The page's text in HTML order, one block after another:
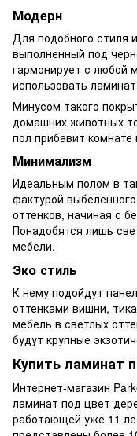
Модерн
Для подобного стиля
выполненный под
гармонирует с любой
использовать
Минусом такого
домашних животных
пол прибавит комнате
Минимализм
Идеальным полом в
фактурой
оттенков, начиная с
Понадобятся лишь
мебели.
Эко стиль
К нему подойдут
оттенками вишни,
мебель в светлых
будут крупные
Купить ламинат
Интернет-магазин
ламинат под цвет
работающей уже 11